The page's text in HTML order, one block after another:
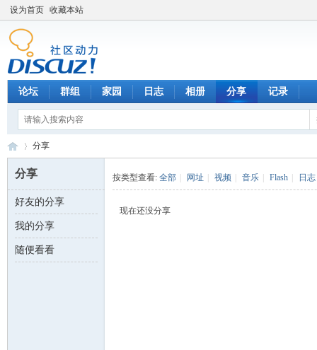
设为首页 收藏本站
论坛 群组 家园 日志 相册 分享 记录
数 ›
分享
分享
好友的分享
我的分享
随便看看
按类型查看: 全部 网址 视频 音乐 Flash 日志
现在还没分享